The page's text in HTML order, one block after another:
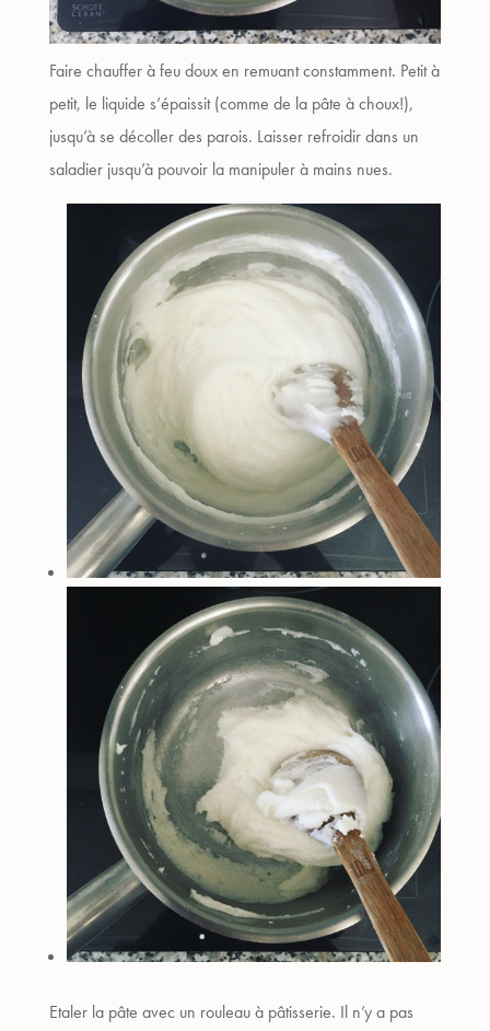
Faire chauffer à feu doux en remuant constamment. Petit à
petit, le liquide s’épaissit (comme de la pâte à choux!),
jusqu’à se décoller des parois. Laisser refroidir dans un
saladier jusqu’à pouvoir la manipuler à mains nues.
Etaler la pâte avec un rouleau à pâtisserie. Il n’y a pas